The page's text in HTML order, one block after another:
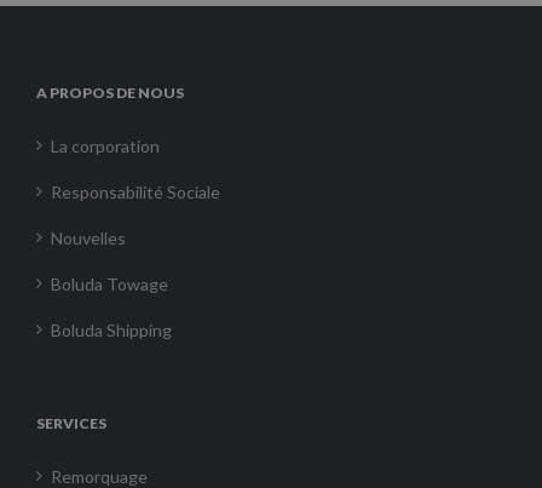
A PROPOS DE NOUS
La corporation
Responsabilité Sociale
Nouvelles
Boluda Towage
Boluda Shipping
SERVICES
Remorquage